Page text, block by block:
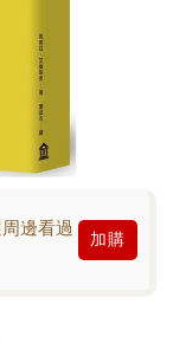
邊看過
加購